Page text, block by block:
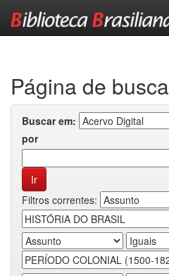
Página de busca
Buscar em:
por
Filtros correntes: